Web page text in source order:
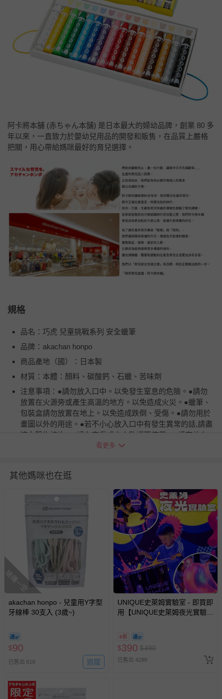
阿卡將本舖 (赤ちゃん本舗) 是日本最大的婦幼品牌，創業 80 多
年以來，一直致力於嬰幼兒用品的開發和販售，在品質上嚴格
把關，用心帶給媽咪最好的育兒選擇。
規格
品名：巧虎 兒童挑戰系列 安全蠟筆
品牌：akachan honpo
商品產地（國）：日本製
材質：本體：顏料、碳酸鈣、石蠟、苦味劑
注意事項：●請勿放入口中。以免發生窒息的危險。●請勿
放置在火源旁或產生高溫的地方。以免造成火災。●蠟筆、
包裝盒請勿放置在地上。以免造成跌倒、受傷。●請勿用於
畫圖以外的用途。●若不小心放入口中有發生異常的話,請盡
速向醫生諮詢。●請在家長或大人監護下使用。●請存放在
幼童無法取得的地方。●請注意,若畫到牆壁等上面會無法擦
退換貨須知
並非試用期，您所退回的商品必須是未經使用的全新狀態，
包含完整包裝、配件、說明文件及贈品等。
如需退換貨，請於收到商品7天（含例假日內提出），如為
瑕疵退換貨所產生的運費，將由媽咪愛負責處理，若非瑕疵
退貨，您可至『查詢訂單』>『已出貨』中查詢該筆訂單，
並點選『我要退貨』即可進行申請。若有相關退貨問題，請
至媽咪愛
LINE@客服ID: @mamilove我們將依序為您處理
與服務，謝謝。
針對滿件折/滿額贈…等活動，如因部份退貨，而該訂單保
部分商品依據消費者保護法的規定，不適用七天鑑賞期/猶
易於腐敗、保存期限較短或解約時即將逾期（例如生鮮
商品、食品等）。
看更多
其他媽咪也在逛
搶購一空
akachan honpo - 兒童用Y字型
牙線棒 30支入 (3歲~)
$90
已售出 618 追蹤
UNIQUE史萊姆實驗室 - 即買即
用【UNIQUE史萊姆夜光實驗室
人小孩均一價(3歲以上需購票))
8折
$390 $490
已售出 4288